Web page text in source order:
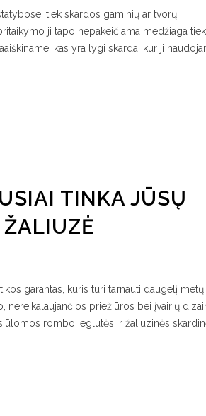
tiek skardos gaminių ar tvorų
ji tapo nepakeičiama medžiaga tiek
kas yra lygi skarda, kur ji
TINKA JŪSŲ
ŽALIUZĖ
garantas, kuris turi tarnauti daugelį metų.
nereikalaujančios priežiūros bei įvairių
rombo, eglutės ir žaliuzinės